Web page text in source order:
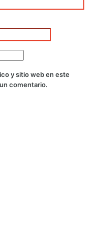
y sitio web en este
comentario.